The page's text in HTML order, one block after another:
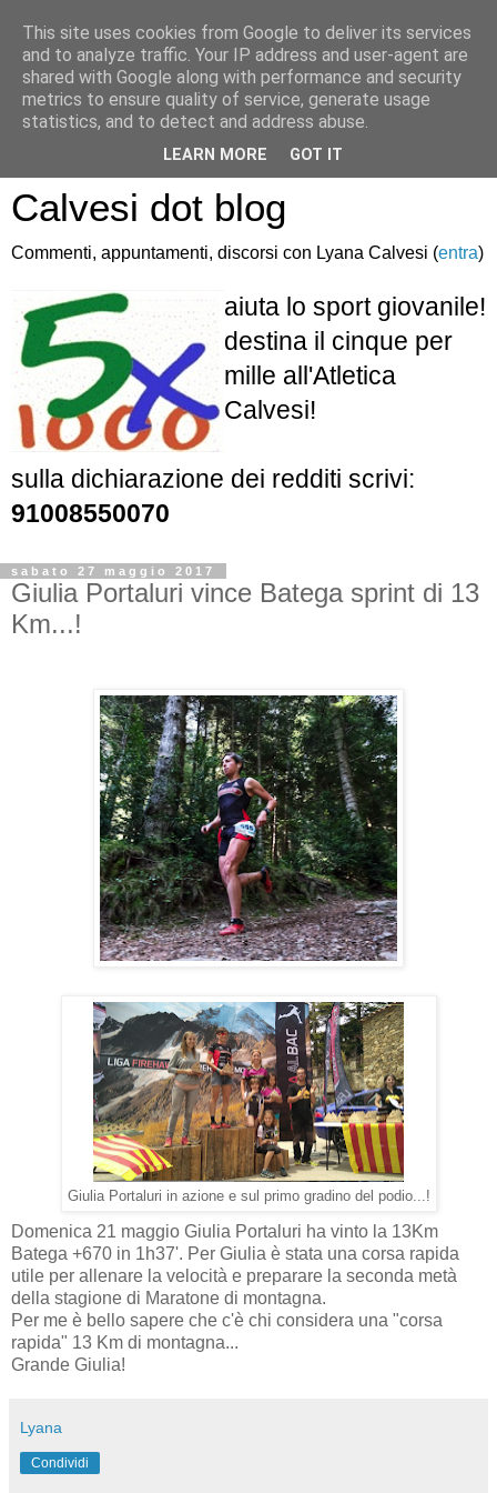
Atletica Sandro
Calvesi dot blog
Commenti, appuntamenti, discorsi con Lyana Calvesi (entra)
aiuta lo sport giovanile!
destina il cinque per
mille all'Atletica
Calvesi!
sulla dichiarazione dei redditi scrivi:
91008550070
sabato 27 maggio 2017
Giulia Portaluri vince Batega sprint di 13
Km...!
Giulia Portaluri in azione e sul primo gradino del podio...!
Domenica 21 maggio Giulia Portaluri ha vinto la 13Km
Batega +670 in 1h37'. Per Giulia è stata una corsa rapida
utile per allenare la velocità e preparare la seconda metà
della stagione di Maratone di montagna.
Per me è bello sapere che c'è chi considera una "corsa
rapida" 13 Km di montagna...
Grande Giulia!
Lyana
Condividi
This site uses cookies from Google to deliver its services
and to analyze traffic. Your IP address and user-agent are
shared with Google along with performance and security
metrics to ensure quality of service, generate usage
statistics, and to detect and address abuse.
LEARN MORE GOT IT